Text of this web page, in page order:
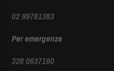
02 99781383
Per emergenze
328 0637160